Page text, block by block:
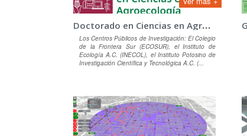
D
octorado en Ciencias en Agroecología
Los Centros Públicos de Investigación: El Colegio
de la Frontera Sur (ECOSUR), el Instituto de
Ecología A.C. (INECOL), el Instituto Potosino de
Investigación Científica y Tecnológica A.C. (...